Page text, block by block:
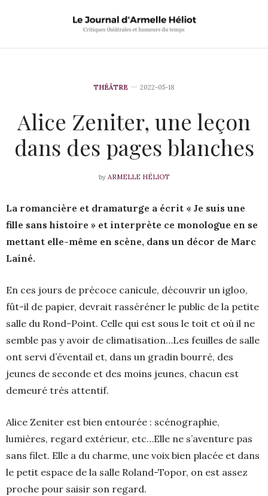
THÉÂTRE 2022-05-18
Alice Zeniter, une leçon
dans des pages blanches
by ARMELLE HÉLIOT
La romancière et dramaturge a écrit « Je suis une
fille sans histoire » et interprète ce monologue en se
mettant elle-même en scène, dans un décor de Marc
Lainé.
En ces jours de précoce canicule, découvrir un igloo,
fût-il de papier, devrait rasséréner le public de la petite
salle du Rond-Point. Celle qui est sous le toit et où il ne
semble pas y avoir de climatisation…Les feuilles de salle
ont servi d’éventail et, dans un gradin bourré, des
jeunes de seconde et des moins jeunes, chacun est
demeuré très attentif.
Alice Zeniter est bien entourée : scénographie,
lumières, regard extérieur, etc…Elle ne s’aventure pas
sans filet. Elle a du charme, une voix bien placée et dans
le petit espace de la salle Roland-Topor, on est assez
proche pour saisir son regard.